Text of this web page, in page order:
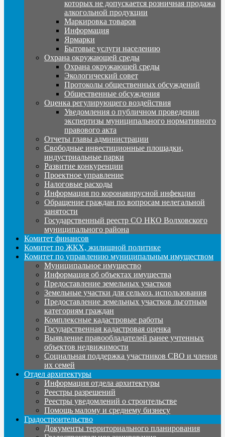
которых не допускается розничная продажа
алкогольной продукции
Маркировка товаров
Информация
Ярмарки
Бытовые услуги населению
Охрана окружающей среды
Охрана окружающей среды
Экологический совет
Протоколы общественных обсуждений
Общественные обсуждения
Оценка регулирующего воздействия
Уведомления о публичном проведении
экспертизы муниципального нормативного
правового акта
Отчеты главы администрации
Свободные инвестиционные площадки,
индустриальные парки
Развитие конкуренции
Проектное управление
Налоговые расходы
Информация по коронавирусной инфекции
Обращение граждан по вопросам нелегальной
занятости
Государственный реестр СО НКО Волховского
муниципального района
Комитет финансов
Комитет по ЖКХ, жилищной политике
Комитет по управлению муниципальным имуществом
Муниципальное имущество
Информация об объектах имущества
Предоставление земельных участков
Земельные участки для сельхоз. использования
Предоставление земельных участков льготным
категориям граждан
Комплексные кадастровые работы
Государственная кадастровая оценка
Выявление правообладателей ранее учтенных
объектов недвижимости
Социальная поддержка участников СВО и членов
их семей
Отдел архитектуры
Информация отдела архитектуры
Реестры разрешений
Реестры уведомлений о строительстве
Помощь малому и среднему бизнесу
Градостроительство
Документы территориального планирования